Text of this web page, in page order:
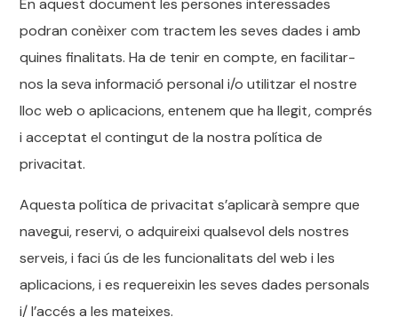
En aquest document les persones interessades
podran conèixer com tractem les seves dades i amb
quines finalitats. Ha de tenir en compte, en facilitar-
nos la seva informació personal i/o utilitzar el nostre
lloc web o aplicacions, entenem que ha llegit, comprés
i acceptat el contingut de la nostra política de
privacitat.
Aquesta política de privacitat s’aplicarà sempre que
navegui, reservi, o adquireixi qualsevol dels nostres
serveis, i faci ús de les funcionalitats del web i les
aplicacions, i es requereixin les seves dades personals
i/ l’accés a les mateixes.